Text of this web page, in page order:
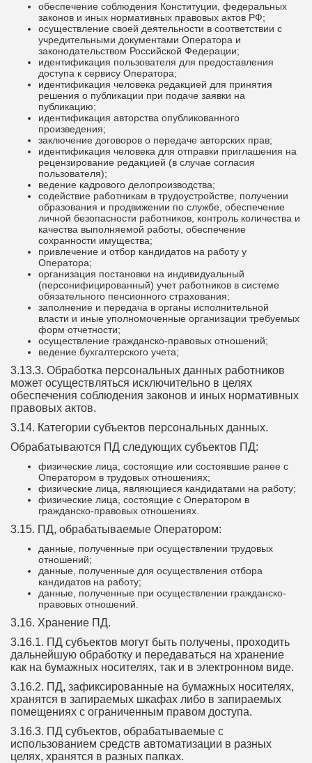
обеспечение соблюдения Конституции, федеральных
законов и иных нормативных правовых актов РФ;
осуществление своей деятельности в соответствии с
учредительными документами Оператора и
законодательством Российской Федерации;
идентификация пользователя для предоставления
доступа к сервису Оператора;
идентификация человека редакцией для принятия
решения о публикации при подаче заявки на
публикацию;
идентификация авторства опубликованного
произведения;
заключение договоров о передаче авторских прав;
идентификация человека для отправки приглашения на
рецензирование редакцией (в случае согласия
пользователя);
ведение кадрового делопроизводства;
содействие работникам в трудоустройстве, получении
образования и продвижении по службе, обеспечение
личной безопасности работников, контроль количества и
качества выполняемой работы, обеспечение
сохранности имущества;
привлечение и отбор кандидатов на работу у
Оператора;
организация постановки на индивидуальный
(персонифицированный) учет работников в системе
обязательного пенсионного страхования;
заполнение и передача в органы исполнительной
власти и иные уполномоченные организации требуемых
форм отчетности;
осуществление гражданско-правовых отношений;
ведение бухгалтерского учета;
3.13.3. Обработка персональных данных работников
может осуществляться исключительно в целях
обеспечения соблюдения законов и иных нормативных
правовых актов.
3.14. Категории субъектов персональных данных.
Обрабатываются ПД следующих субъектов ПД:
физические лица, состоящие или состоявшие ранее с
Оператором в трудовых отношениях;
физические лица, являющиеся кандидатами на работу;
физические лица, состоящие с Оператором в
гражданско-правовых отношениях.
3.15. ПД, обрабатываемые Оператором:
данные, полученные при осуществлении трудовых
отношений;
данные, полученные для осуществления отбора
кандидатов на работу;
данные, полученные при осуществлении гражданско-
правовых отношений.
3.16. Хранение ПД.
3.16.1. ПД субъектов могут быть получены, проходить
дальнейшую обработку и передаваться на хранение
как на бумажных носителях, так и в электронном виде.
3.16.2. ПД, зафиксированные на бумажных носителях,
хранятся в запираемых шкафах либо в запираемых
помещениях с ограниченным правом доступа.
3.16.3. ПД субъектов, обрабатываемые с
использованием средств автоматизации в разных
целях, хранятся в разных папках.